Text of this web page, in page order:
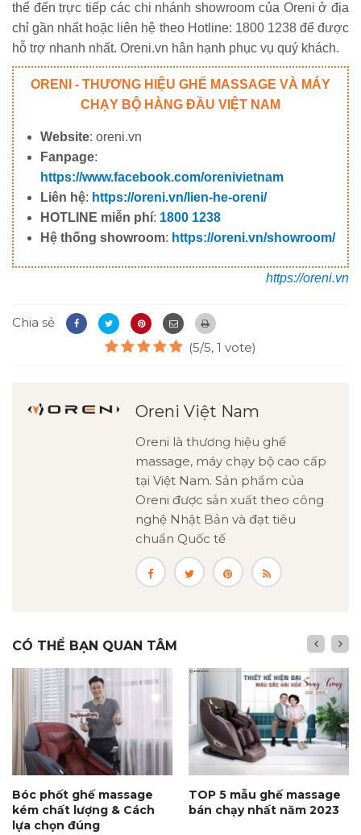
thể đến trực tiếp các chi nhánh showroom của Oreni ở địa
chỉ gần nhất hoặc liên hệ theo Hotline: 1800 1238 để được
hỗ trợ nhanh nhất. Oreni.vn hân hạnh phục vụ quý khách.
ORENI - THƯƠNG HIỆU GHẾ MASSAGE VÀ MÁY
CHẠY BỘ HÀNG ĐẦU VIỆT NAM
Website: oreni.vn
Fanpage:
https://www.facebook.com/orenivietnam
Liên hệ: https://oreni.vn/lien-he-oreni/
HOTLINE miễn phí: 1800 1238
Hệ thống showroom: https://oreni.vn/showroom/
https://oreni.vn
Chia sẻ
(5/5, 1 vote)
Oreni Việt Nam
Oreni là thương hiệu ghế
massage, máy chạy bộ cao cấp
tại Việt Nam. Sản phẩm của
Oreni được sản xuất theo công
nghệ Nhật Bản và đạt tiêu
chuẩn Quốc tế
CÓ THỂ BẠN QUAN TÂM
Bóc phốt ghế massage
kém chất lượng & Cách
lựa chọn đúng
TOP 5 mẫu ghế massage
bán chạy nhất năm 2023